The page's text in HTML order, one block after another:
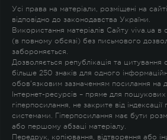
Усі права на матеріали, розміщені на
відповідно до законодавства України.
Використання матеріалів Сайту viva.ua в
(в повному обсязі) без письмового
забороняється.
Дозволяється републікація та цитування
більше 250 знаків для одного
обов'язковим зазначенням посилання на
Інтернет-ресурсів – пряме для
гіперпосилання, не закрите від
системами. Гіперпосилання має бути
або першому абзаці матеріалу.
Передрук, копіювання, відтворення або